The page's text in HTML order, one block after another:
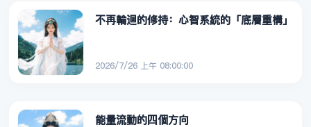
不再輪迴的修持：心智系統的「底層重構」
2026/7/26 上午 08:00:00
能量流動的四個方向